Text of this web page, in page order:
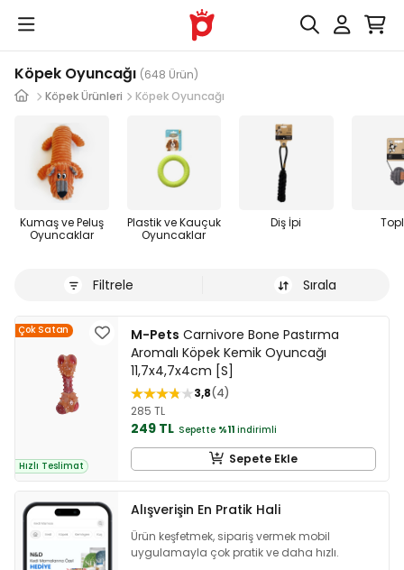
Köpek Oyuncağı (648 Ürün)
Köpek Ürünleri
Köpek Oyuncağı
Kumaş ve Peluş
Oyuncaklar
Plastik ve Kauçuk
Oyuncaklar
Diş İpi
Filtrele Sırala
Çok Satan
Hızlı Teslimat
M-Pets Carnivore Bone Pastırma
Aromalı Köpek Kemik Oyuncağı
11,7x4,7x4cm [S]
3,8 4
285 TL
249 TL Sepette %11 indirimli
Sepete Ekle
Alışverişin En Pratik Hali
Ürün keşfetmek, sipariş vermek mobil
uygulamayla çok pratik ve daha hızlı.